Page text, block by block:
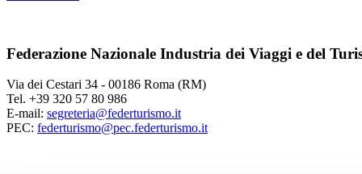
Federazione Nazionale Industria dei Viaggi e del
Via dei Cestari 34 - 00186 Roma (RM)
Tel. +39 320 57 80 986
E-mail: segreteria@federturismo.it
PEC: federturismo@pec.federturismo.it